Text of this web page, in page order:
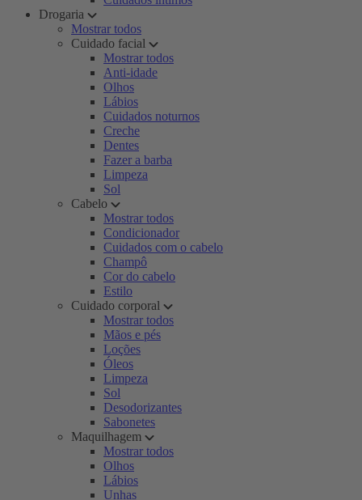
Drogaria
Mostrar todos
Cuidado facial
Mostrar todos
Anti-idade
Olhos
Lábios
Cuidados noturnos
Creche
Dentes
Fazer a barba
Limpeza
Sol
Cabelo
Mostrar todos
Condicionador
Cuidados com o cabelo
Champô
Cor do cabelo
Estilo
Cuidado corporal
Mostrar todos
Mãos e pés
Loções
Óleos
Limpeza
Sol
Desodorizantes
Sabonetes
Maquilhagem
Mostrar todos
Olhos
Lábios
Unhas